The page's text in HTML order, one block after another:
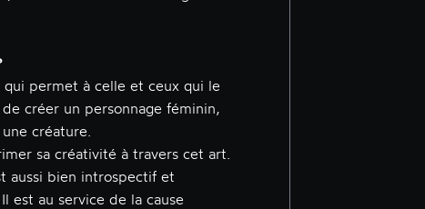
permet à celle et ceux qui le
créer un personnage féminin,
créature.
sa créativité à travers cet art.
aussi bien introspectif et
est au service de la cause